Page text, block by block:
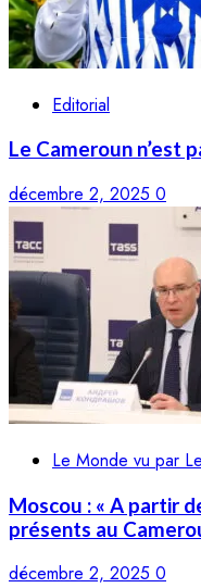
Editorial
Le Cameroun n’est
décembre 2, 2025 0
Le Monde vu par
Moscou : « A partir
présents au
décembre 2, 2025 0